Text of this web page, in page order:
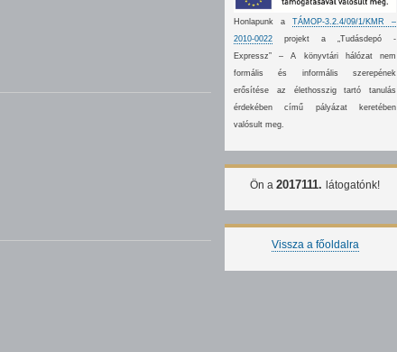
Honlapunk a TÁMOP-3.2.4/09/1/KMR –
2010-0022 projekt a „Tudásdepó -
Expressz” – A könyvtári hálózat nem
formális és informális szerepének
erősítése az élethosszig tartó tanulás
érdekében című pályázat keretében
valósult meg.
Ön a 2017111. látogatónk!
Vissza a főoldalra